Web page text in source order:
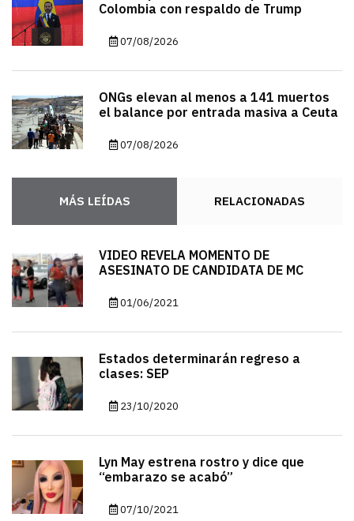
Colombia con respaldo de Trump
07/08/2026
ONGs elevan al menos a 141 muertos
el balance por entrada masiva a Ceuta
07/08/2026
MÁS LEÍDAS RELACIONADAS
VIDEO REVELA MOMENTO DE
ASESINATO DE CANDIDATA DE MC
01/06/2021
Estados determinarán regreso a
clases: SEP
23/10/2020
Lyn May estrena rostro y dice que
“embarazo se acabó”
07/10/2021